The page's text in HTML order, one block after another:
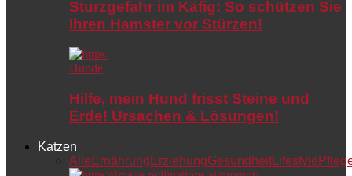
Sturzgefahr im Käfig: So schützen Sie
Ihren Hamster vor Stürzen!
Hunde
Hilfe, mein Hund frisst Steine und
Erde! Ursachen & Lösungen!
Katzen
Alle Ernährung ErziehungGesundheitLifestyle